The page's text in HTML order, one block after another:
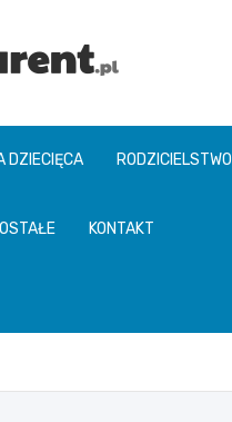
DZIECIĘCA RODZICIELSTWO
KONTAKT